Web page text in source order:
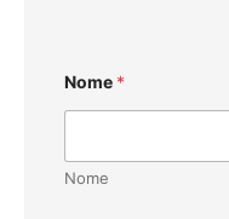
Nome *
Nome